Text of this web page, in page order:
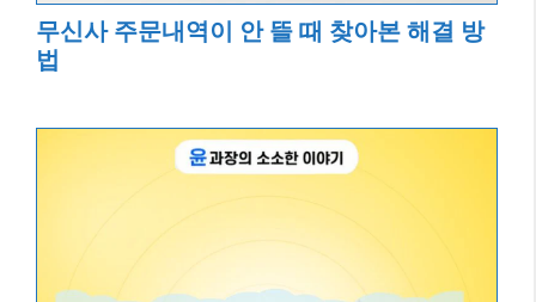
무신사 주문내역이 안 뜰 때 찾아본 해결 방
법